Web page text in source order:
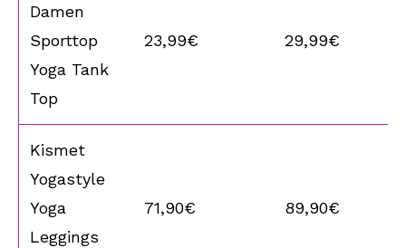
Damen
Sporttop
Yoga Tank
Top
23,99€ 29,99€
Kismet
Yogastyle
Yoga
Leggings
71,90€ 89,90€